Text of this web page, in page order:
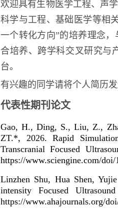
欢迎具有生物医学工程、声
科学与工程、基础医学等相
一个转化方向”的培养理念
合培养、跨学科交叉研究与
台。
有兴趣的同学请将个人简历发
代表性期刊论文
Gao, H., Ding, S., Liu, Z.,
ZT.*, 2026. Rapid
Transcranial Focused
https://www.sciengine.com/doi/
Linzhen Shu, Hua Shen,
intensity Focused
https://www.ahajournals.org/